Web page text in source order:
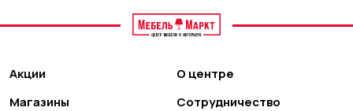
Акции
Магазины
О центре
Сотрудничество